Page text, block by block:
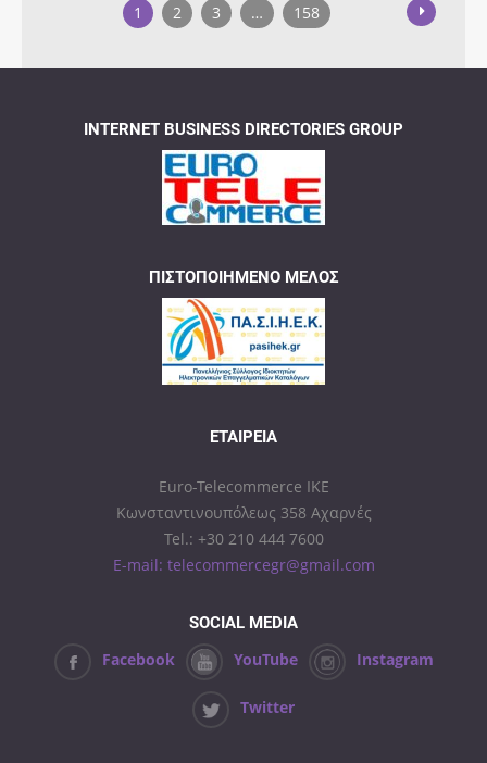
1 2 3 … 158
INTERNET BUSINESS DIRECTORIES GROUP
ΠΙΣΤΟΠΟΙΗΜΈΝΟ ΜΈΛΟΣ
ΕΤΑΙΡΕΊΑ
Euro-Telecommerce IKE
Κωνσταντινουπόλεως 358 Αχαρνές
Tel.: +30 210 444 7600
E-mail: telecommercegr@gmail.com
SOCIAL MEDIA
Facebook YouTube Instagram
Twitter